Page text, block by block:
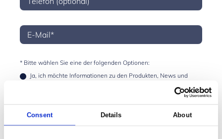
Consent Details About
* Bitte wählen Sie eine der folgenden Optionen:
Ja, ich möchte Informationen zu den Produkten, News und
Nein, ich möchte keine E-Mail-Benachrichtigungen von
Prodware zu werblichen Zwecken erhalten.